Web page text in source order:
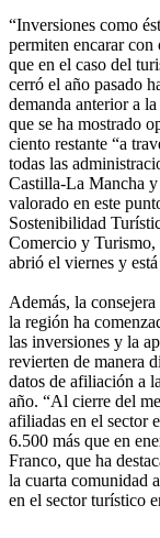
“Inversiones como
permiten encarar
que en el caso del
cerró el año pasado
demanda anterior a
que se ha mostrado
ciento restante “a
todas las
Castilla-La Mancha
valorado en este
Sostenibilidad
Comercio y Turismo,
abrió el viernes y
Además, la
la región ha
las inversiones y la
revierten de manera
datos de afiliación a
año. “Al cierre del
afiliadas en el sector
6.500 más que en
Franco, que ha
la cuarta comunidad
en el sector turístico